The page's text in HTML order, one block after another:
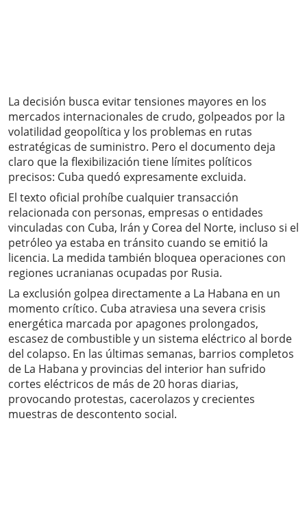
La decisión busca evitar tensiones mayores en los
mercados internacionales de crudo, golpeados por la
volatilidad geopolítica y los problemas en rutas
estratégicas de suministro. Pero el documento deja
claro que la flexibilización tiene límites políticos
precisos: Cuba quedó expresamente excluida.
El texto oficial prohíbe cualquier transacción
relacionada con personas, empresas o entidades
vinculadas con Cuba, Irán y Corea del Norte, incluso si el
petróleo ya estaba en tránsito cuando se emitió la
licencia. La medida también bloquea operaciones con
regiones ucranianas ocupadas por Rusia.
La exclusión golpea directamente a La Habana en un
momento crítico. Cuba atraviesa una severa crisis
energética marcada por apagones prolongados,
escasez de combustible y un sistema eléctrico al borde
del colapso. En las últimas semanas, barrios completos
de La Habana y provincias del interior han sufrido
cortes eléctricos de más de 20 horas diarias,
provocando protestas, cacerolazos y crecientes
muestras de descontento social.